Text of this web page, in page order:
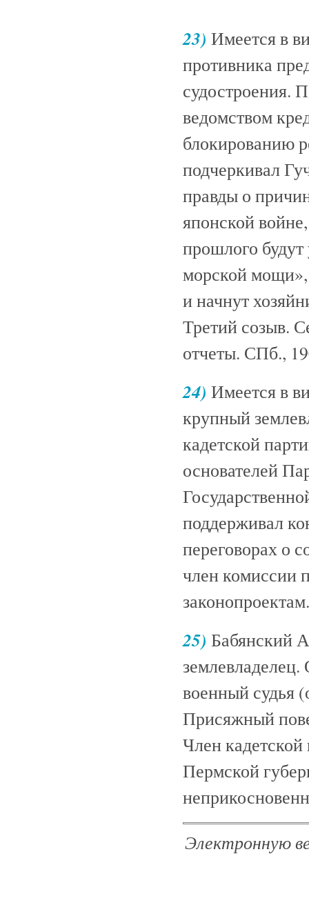
23) Имеется в
противника
судостроения.
ведомством
блокированию
подчеркивал
правды о
японской
прошлого
морской мощи»,
и начнут
Третий созыв.
отчеты. СПб.,
24) Имеется в
крупный
кадетской
основателей
поддерживал
переговорах о
член комиссии
законопроектам.
25) Бабянский
военный судья
Присяжный
Член
Пермской
Электронную